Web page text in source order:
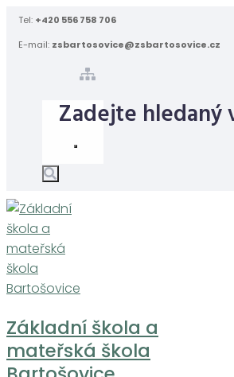
Skip
Tel: +420 556 758 706
E-mail: zsbartosovice@zsbartosovice.cz
Základní škola a
mateřská škola